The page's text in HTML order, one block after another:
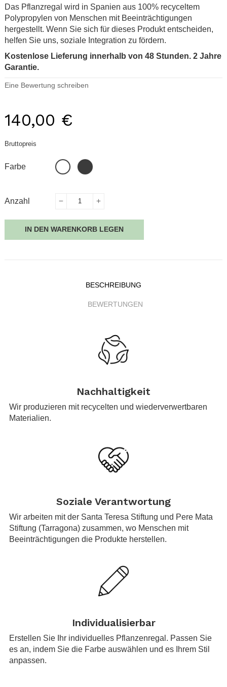
Das Pflanzregal wird in Spanien aus 100% recyceltem
Polypropylen von Menschen mit Beeinträchtigungen
hergestellt. Wenn Sie sich für dieses Produkt entscheiden,
helfen Sie uns, soziale Integration zu fördern.
Kostenlose Lieferung innerhalb von 48 Stunden. 2 Jahre
Garantie.
Eine Bewertung schreiben
140,00 €
Bruttopreis
Farbe Weiß Schwarz
Anzahl
IN DEN WARENKORB LEGEN
BESCHREIBUNG
BEWERTUNGEN
Nachhaltigkeit
Wir produzieren mit recycelten und wiederverwertbaren
Materialien.
Soziale Verantwortung
Wir arbeiten mit der Santa Teresa Stiftung und Pere Mata
Stiftung (Tarragona) zusammen, wo Menschen mit
Beeinträchtigungen die Produkte herstellen.
Individualisierbar
Erstellen Sie Ihr individuelles Pflanzenregal. Passen Sie
es an, indem Sie die Farbe auswählen und es Ihrem Stil
anpassen.